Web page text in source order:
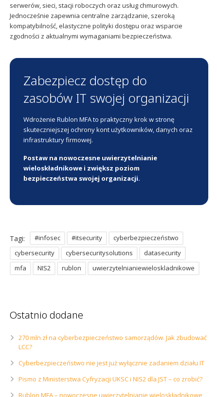
serwerów, sieci, stacji roboczych oraz usług chmurowych.
Jednocześnie zapewnia centralne zarządzanie, szeroką
kompatybilność, elastyczne polityki dostępu oraz wsparcie
zgodności z aktualnymi wymaganiami bezpieczeństwa.
Zabezpiecz dostęp do
zasobów IT swojej organizacji
Wdrożenie Rublon MFA to praktyczny krok w stronę
skuteczniejszej ochrony kont użytkowników, danych oraz
infrastruktury firmowej.
Postaw na nowoczesne uwierzytelnianie
wieloskładnikowe i zwiększ poziom
bezpieczeństwa swojej organizacji.
Tagi: #infosec #itsecurity
cyberbezpieczeństwo
cybersecurity
cybersecuritysolutions
datasecurity
mfa
NIS2 rublon uwierzytelnianiewieloskladnikowe
Ostatnio dodane
270 mln zł na cyberbezpieczeństwo samorządów. Jak zbudować
LCC?
Cyberbezpieczeństwo nie jest już wyłącznie zadaniem działu IT
Pismo z Ministerstwa Cyfryzacji UKSC i NIS2 dla JST – co zrobić?
Rublon MFA – nowoczesne uwierzytelnianie wieloskładnikowe